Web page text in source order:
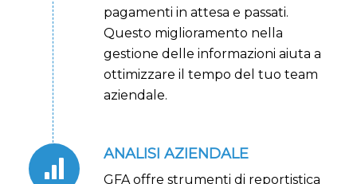
pagamenti in attesa e passati.
Questo miglioramento nella
gestione delle informazioni aiuta a
ottimizzare il tempo del tuo team
aziendale.
ANALISI AZIENDALE
GFA offre strumenti di reportistica